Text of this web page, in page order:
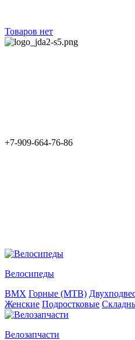
Товаров нет
+7-909-664-76-86
Велосипеды
BMX Горные (MTB)
Женские Подростковые
Велозапчасти